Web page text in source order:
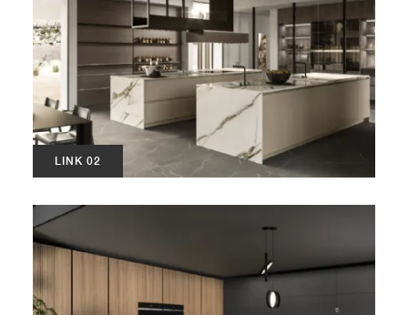
LINK 02